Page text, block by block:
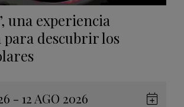
una experiencia
descubrir los
- 12 AGO 2026